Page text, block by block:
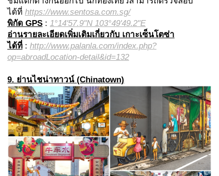
ได้ที่ https://www.sentosa.com.sg/
พิกัด GPS : 1°14'57.9"N 103°49'49.2"E
อ่านรายละเอียดเพิ่มเติมเกี่ยวกับ เกาะเซ็นโตซ่า
ได้ที่ : http://www.palanla.com/index.php?
op=abroadLocation-detail&id=132
9. ย่านไชน่าทาวน์ (Chinatown)